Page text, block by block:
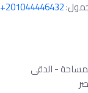
+201044446432